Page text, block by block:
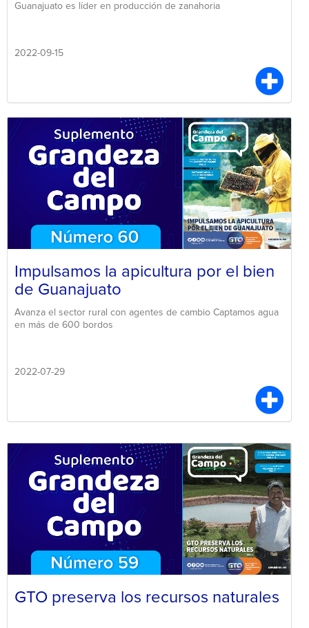
Guanajuato es líder en producción de zanahoria
2022-09-15
Impulsamos la apicultura por el bien
de Guanajuato
Avanza el sector rural con agentes de cambio Captamos agua
en más de 600 bordos
2022-07-29
GTO preserva los recursos naturales